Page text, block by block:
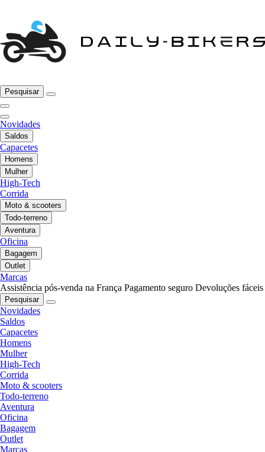
Pesquisar
Novidades
Saldos
Capacetes
Homens
Mulher
High-Tech
Corrida
Moto & scooters
Todo-terreno
Aventura
Oficina
Bagagem
Outlet
Marcas
Assistência pós-venda na França Pagamento seguro Devoluções fáceis
Pesquisar
Novidades
Saldos
Capacetes
Homens
Mulher
High-Tech
Corrida
Moto & scooters
Todo-terreno
Aventura
Oficina
Bagagem
Outlet
Marcas